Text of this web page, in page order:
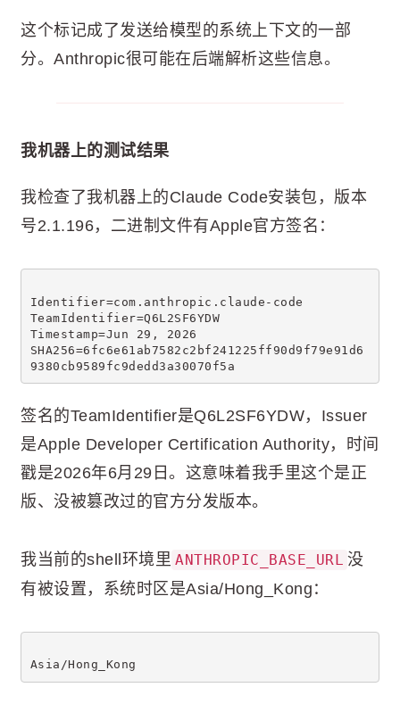
这个标记成了发送给模型的系统上下文的一部
分。Anthropic很可能在后端解析这些信息。
我机器上的测试结果
我检查了我机器上的Claude Code安装包，版本
号2.1.196，二进制文件有Apple官方签名：
Identifier=com.anthropic.claude-code
TeamIdentifier=Q6L2SF6YDW
Timestamp=Jun 29, 2026
SHA256=6fc6e61ab7582c2bf241225ff90d9f79e91d6
9380cb9589fc9dedd3a30070f5a
签名的TeamIdentifier是Q6L2SF6YDW，Issuer
是Apple Developer Certification Authority，时间
戳是2026年6月29日。这意味着我手里这个是正
版、没被篡改过的官方分发版本。
我当前的shell环境里 ANTHROPIC_BASE_URL 没
有被设置，系统时区是Asia/Hong_Kong：
Asia/Hong_Kong